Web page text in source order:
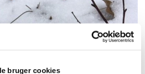
bruger cookies